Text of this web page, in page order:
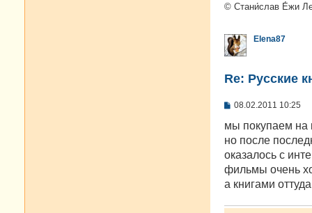
© Стани́слав Е́жи
Elena87
Re: Русские
С
о
щ
е
и
е
08.02.2011 10:25
мы покупаем на
но после
оказалось с
фильмы очень
а книгами